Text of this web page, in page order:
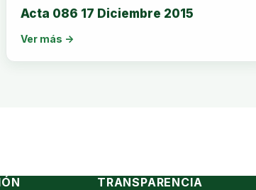
Acta 086 17 Diciembre 2015
Ver más →
TRANSPARENCIA